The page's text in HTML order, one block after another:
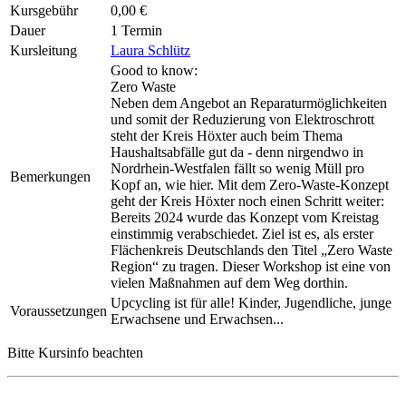
Kursgebühr
0,00 €
Dauer
1 Termin
Kursleitung
Laura Schlütz
Bemerkungen
Good to know:
Zero Waste
Neben dem Angebot an Reparaturmöglichkeiten
und somit der Reduzierung von Elektroschrott
steht der Kreis Höxter auch beim Thema
Haushaltsabfälle gut da - denn nirgendwo in
Nordrhein-Westfalen fällt so wenig Müll pro
Kopf an, wie hier. Mit dem Zero-Waste-Konzept
geht der Kreis Höxter noch einen Schritt weiter:
Bereits 2024 wurde das Konzept vom Kreistag
einstimmig verabschiedet. Ziel ist es, als erster
Flächenkreis Deutschlands den Titel „Zero Waste
Region“ zu tragen. Dieser Workshop ist eine von
vielen Maßnahmen auf dem Weg dorthin.
Voraussetzungen
Upcycling ist für alle! Kinder, Jugendliche, junge
Erwachsene und Erwachsen...
Bitte Kursinfo beachten